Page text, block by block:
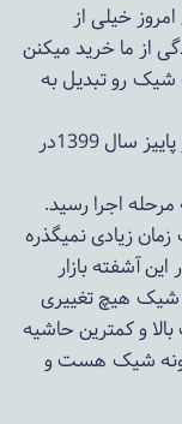
خیلی از
از ما خرید میکنن
شیکرو تبدیل به
ایده طراحی و ساخت وبسایت خونه شیک از پاییز سال 1399در
زمان زیادی نمیگذره
آشفته بازار
شیک هیچ تغییری
و کمترین حاشیه
شیک هست و